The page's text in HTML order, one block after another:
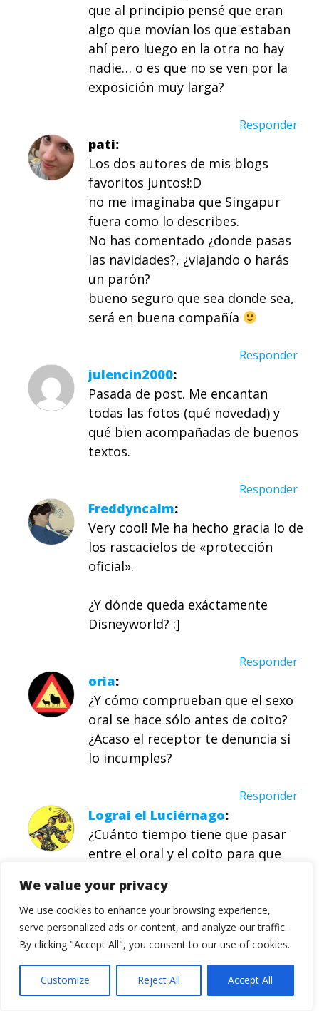
We value your privacy
We use cookies to enhance your browsing experience,
serve personalized ads or content, and analyze our traffic.
By clicking "Accept All", you consent to our use of cookies.
Customize Reject All Accept All
que al principio pensé que eran
algo que movían los que estaban
ahí pero luego en la otra no hay
nadie… o es que no se ven por la
exposición muy larga?
Responder
pati
Los dos autores de mis blogs
favoritos juntos!:D
no me imaginaba que Singapur
fuera como lo describes.
No has comentado ¿donde pasas
las navidades?, ¿viajando o harás
un parón?
bueno seguro que sea donde sea,
será en buena compañía
Responder
julencin2000
Pasada de post. Me encantan
todas las fotos (qué novedad) y
qué bien acompañadas de buenos
textos.
Responder
Freddyncalm
Very cool! Me ha hecho gracia lo de
los rascacielos de «protección
oficial».
¿Y dónde queda exáctamente
Disneyworld? :]
Responder
oria
¿Y cómo comprueban que el sexo
oral se hace sólo antes de coito?
¿Acaso el receptor te denuncia si
lo incumples?
Responder
Lograi el Luciérnago
¿Cuánto tiempo tiene que pasar
entre el oral y el coito para que
retorcidamente interesante… ¿eso
quién lo controla? xD
Responder
monchoman
Bravo :D, ya quería ver este post,